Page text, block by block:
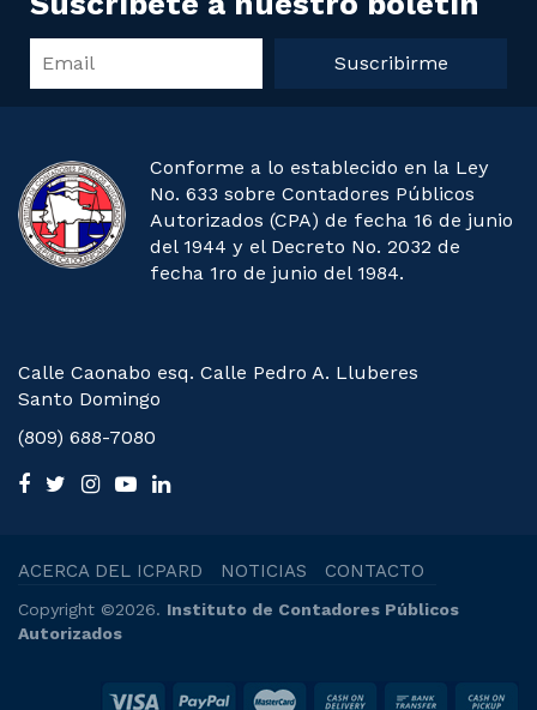
Suscribirme
Conforme a lo establecido en la Ley
No. 633 sobre Contadores Públicos
Autorizados (CPA) de fecha 16 de junio
del 1944 y el Decreto No. 2032 de
fecha 1ro de junio del 1984.
Calle Caonabo esq. Calle Pedro A. Lluberes
Santo Domingo
(809) 688-7080
ACERCA DEL ICPARD NOTICIAS CONTACTO
Copyright ©2026. Instituto de Contadores Públicos
Autorizados